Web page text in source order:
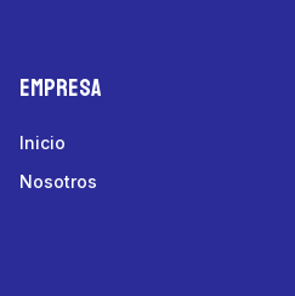
Empresa
Inicio
Nosotros